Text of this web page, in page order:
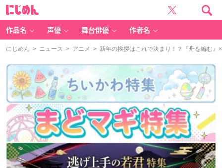
作品名 声優 舞台俳優 作者名
にじめん > ニュース > アニメ > 新年の挨拶はこれで決まり！？『舟を編む』